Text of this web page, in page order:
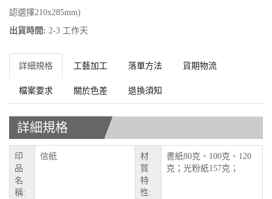
認選擇210x285mm)
出貨時間: 2-3 工作天
詳細規格 工藝加工 落單方法 貨期物流
檔案要求 關於色差 退換須知
詳細規格
印
品
名
稱:
信紙
材
質
特
性:
書紙80克、100克、120
克；光粉紙157克；